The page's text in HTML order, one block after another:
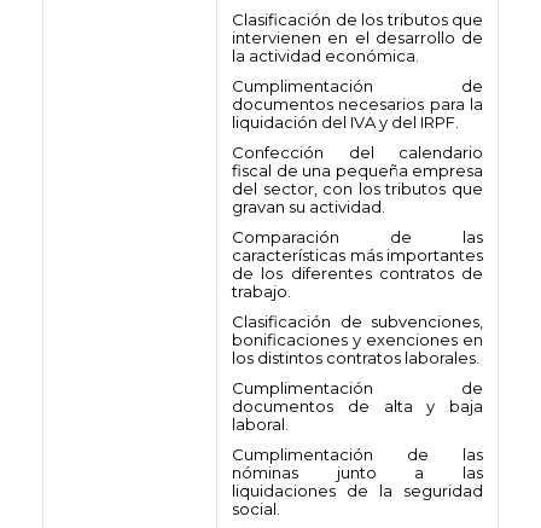
Clasificación de los tributos que
intervienen en el desarrollo de
la actividad económica.
Cumplimentación de
documentos necesarios para la
liquidación del IVA y del IRPF.
Confección del calendario
fiscal de una pequeña empresa
del sector, con los tributos que
gravan su actividad.
Comparación de las
características más importantes
de los diferentes contratos de
trabajo.
Clasificación de subvenciones,
bonificaciones y exenciones en
los distintos contratos laborales.
Cumplimentación de
documentos de alta y baja
laboral.
Cumplimentación de las
nóminas junto a las
liquidaciones de la seguridad
social.